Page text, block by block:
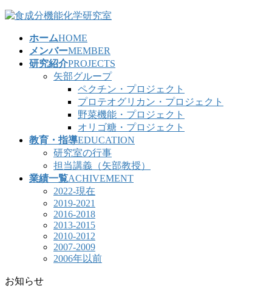
コ
ナ
ホームHOME
メンバーMEMBER
研究紹介PROJECTS
矢部グループ
ペクチン・プロジェクト
プロテオグリカン・プロジェクト
野菜機能・プロジェクト
オリゴ糖・プロジェクト
教育・指導EDUCATION
研究室の行事
担当講義（矢部教授）
業績一覧ACHIVEMENT
2022-現在
2019-2021
2016-2018
2013-2015
2010-2012
2007-2009
2006年以前
お知らせ